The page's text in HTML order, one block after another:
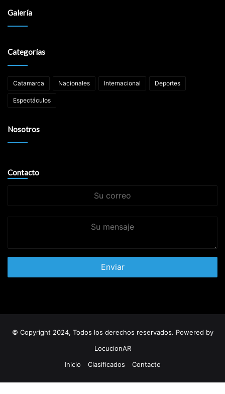
Galería
Categorías
Catamarca Nacionales Internacional Deportes
Espectáculos
Nosotros
Contacto
© Copyright 2024, Todos los derechos reservados. Powered by
LocucionAR
Inicio
Clasificados Contacto